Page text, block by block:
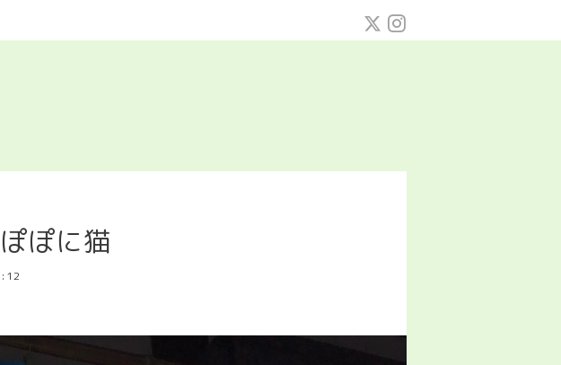
ぽに猫